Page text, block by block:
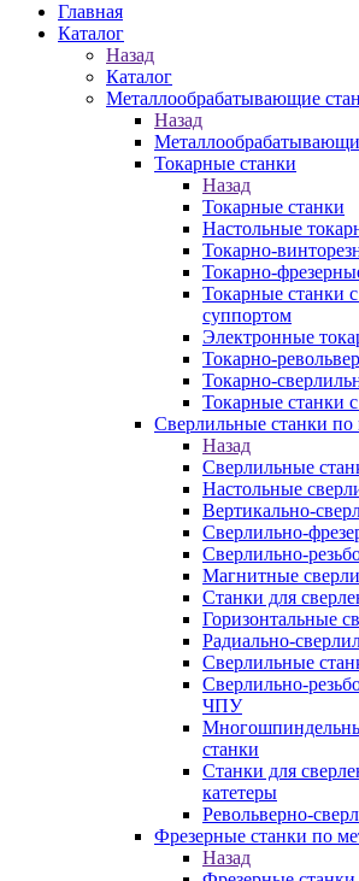
Главная
Каталог
Назад
Каталог
Металлообрабатывающие
Назад
Токарные станки
Назад
Токарные станки
Настольные
Токарно-
Токарно-
Токарные станки
суппортом
Электронные
Токарно-
Токарно-
Токарные станки
Сверлильные станки по
Назад
Сверлильные
Настольные
Вертикально-
Сверлильно-
Сверлильно-
Магнитные
Станки для
Горизонтальные
Радиально-
Сверлильные
Сверлильно-
ЧПУ
станки
Станки для
катетеры
Револьверно-
Фрезерные станки по
Назад